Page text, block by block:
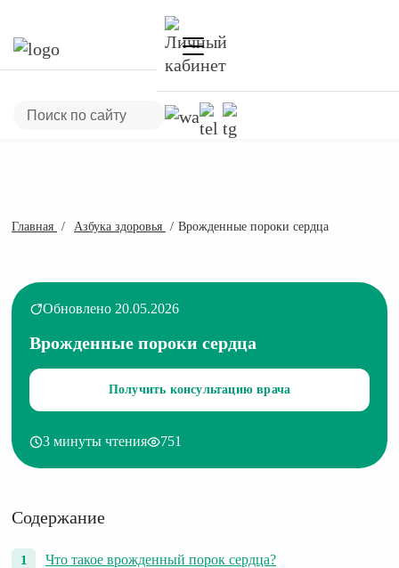
Главная Азбука здоровья Врожденные пороки сердца
Обновлено 20.05.2026
Врожденные пороки сердца
Получить консультацию врача
3 минуты чтения 751
Содержание
Что такое врожденный порок сердца?